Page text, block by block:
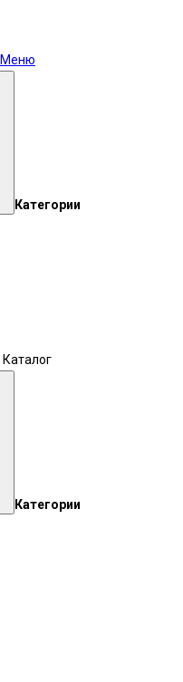
Меню
Категории
Каталог
Категории